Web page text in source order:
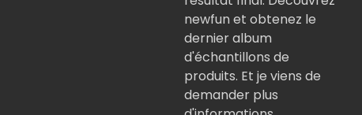
newfun et obtenez le
dernier album
d'échantillons de
produits. Et je viens de
demander plus